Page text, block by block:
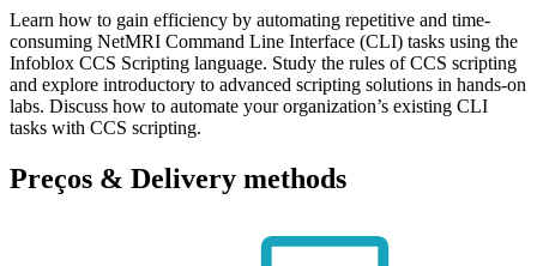
Learn how to gain efficiency by automating repetitive and time-
consuming NetMRI Command Line Interface (CLI) tasks using the
Infoblox CCS Scripting language. Study the rules of CCS scripting
and explore introductory to advanced scripting solutions in hands-on
labs. Discuss how to automate your organization’s existing CLI
tasks with CCS scripting.
Preços & Delivery methods